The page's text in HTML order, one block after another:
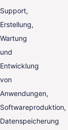
Support,
Erstellung,
Wartung
und
Entwicklung
von
Anwendungen,
Softwareproduktion,
Datenspeicherung